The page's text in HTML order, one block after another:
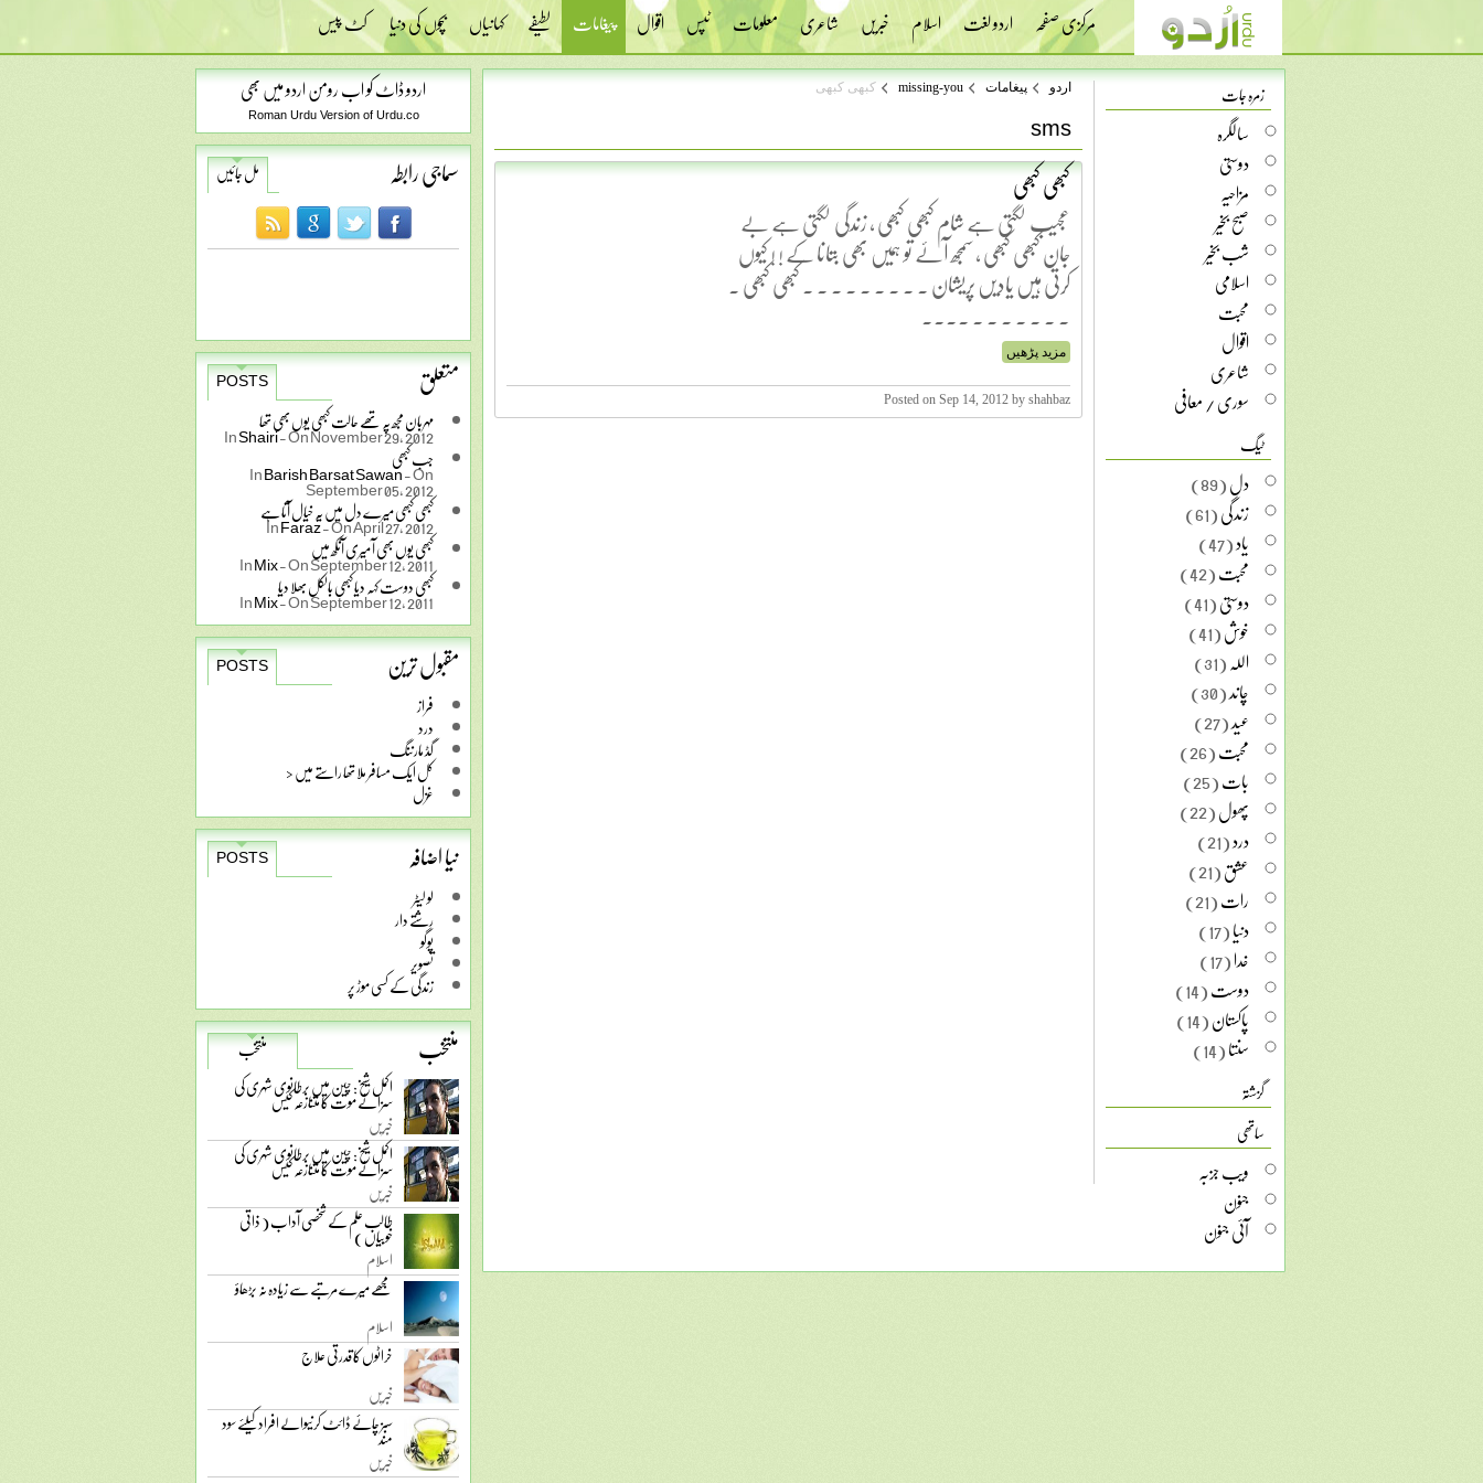
مرکزی صفحہ اردو لغت اسلام خبریں شاعری معلومات ٹپس اقوال پیغامات لطیفے کہانیاں بچوں کی دنیا کٹ پیس
اردو ڈاٹ کو اب رومن اردو میں بھی
Roman Urdu Version of Urdu.co
سماجی رابطہ مل جائیں
متعلق
POSTS
مہربان مجھ پہ تھے حالت کبھی یوں بھی تھا
InShairi-On November 29, 2012
جب کبھی InBarish Barsat Sawan-On
September 05, 2012
کبھی کبھی میرے دل میں یہ خیال آتا ہے
InFaraz-On April 27, 2012
کبھی یوں بھی آ میری آنکھ میں InMix-On September 12, 2011
کبھی دوست کہہ دیا کبھی بالکل بھلا دیا InMix-On September 12, 2011
مقبول ترین
POSTS
فراز
درد
گڈ مارننگ
کل ایک مسافر ملا تھا راستے میں <
غزل
نیا اضافہ
POSTS
لو لیٹر
رشتے دار
پوگو
تصویر
زندگی کے کسی موڑ پر
منتخب
منتخب
اکمل شیخ: چین میں برطانوی شہری کی
سزائے موت کا متنازعہ کیس
خبریں
اکمل شیخ: چین میں برطانوی شہری کی
سزائے موت کا متنازعہ کیس
خبریں
طالب علم کے شخصی آداب ( ذاتی
خوبیاں )
اسلام
مجھے میرے مرتبے سے زیادہ نہ بڑھاؤ
اسلام
خراٹوں کا قدرتی علاج
خبریں
سبز چائے ڈائٹ کرنیوالے افراد کیلئے سود
مند
خبریں
اردو پیغامات missing-you کبھی کبھی
sms
کبھی کبھی
عجیب لگتی ہے شام کبھی کبھی ، زندگی لگتی ہے بے
جان کبھی کبھی ، سمجھ آئے تو ہمیں بھی بتانا کے ! ! کیوں
کرتی ہیں یادیں پریشان . . . . . . . . . کبھی کبھی .
. . . . . . . ....
مزید پڑھیں
Posted on Sep 14, 2012 by shahbaz
زمرہ جات
سالگرہ
دوستی
مزاحیہ
صبح بخیر
شب بخیر
اسلامی
محبت
اقوال
شاعری
سوری / معافی
ٹیگ
دل(89)
زندگی(61)
یاد(47)
محبت(42)
دوستی(41)
خوش(41)
اللہ(31)
چاند(30)
عید(27)
محبت(26)
بات(25)
پھول(22)
درد(21)
عشق(21)
رات(21)
دنیا(17)
خدا(17)
دوست(14)
پاکستان(14)
سنتا(14)
گزشتہ
ساتھی
ویب جزبہ
جنون
آئی جنون